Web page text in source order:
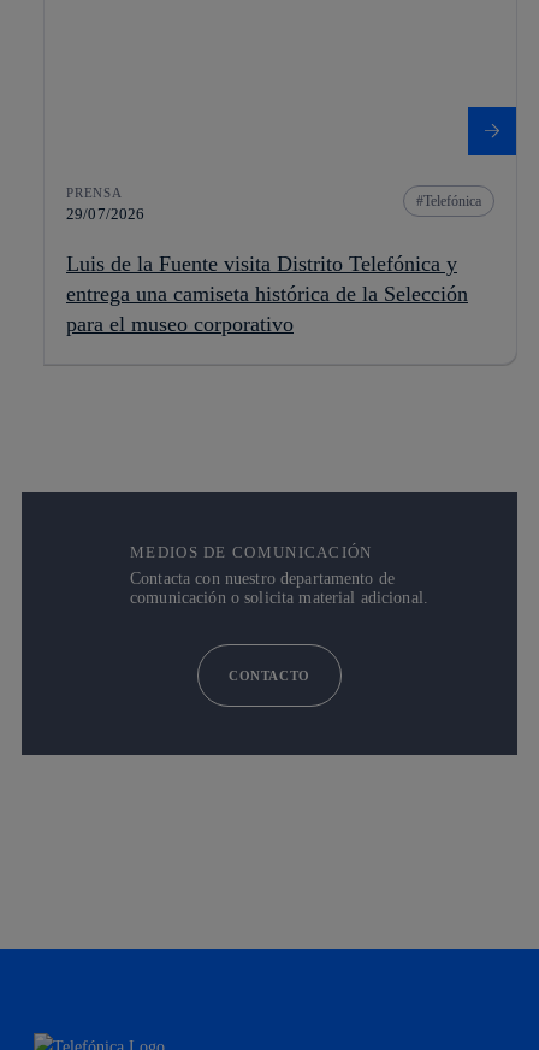
PRENSA
29/07/2026
Telefónica
Luis de la Fuente visita Distrito Telefónica y
entrega una camiseta histórica de la Selección
para el museo corporativo
MEDIOS DE COMUNICACIÓN
Contacta con nuestro departamento de
comunicación o solicita material adicional.
CONTACTO